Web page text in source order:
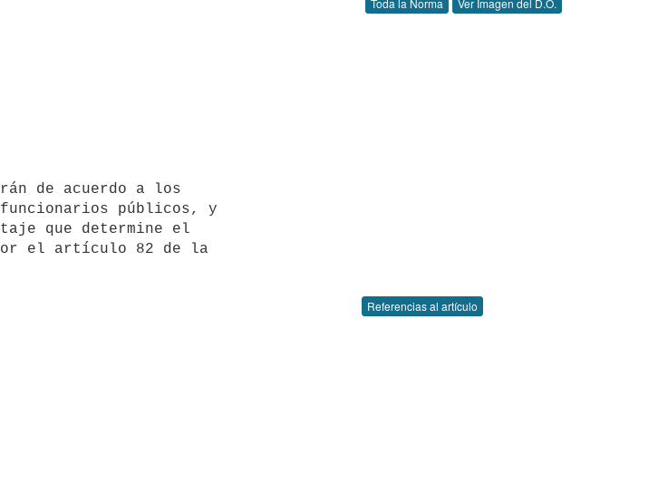
Toda la Norma Ver Imagen del D.O.
públicos, y
que determine el
el artículo 82 de la
Referencias al artículo